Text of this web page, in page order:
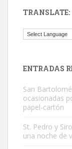
El ayuntamiento
TRANSLATE:
ENTRADAS
San
ocasionadas
papel-cartón
St. Pedro y
una noche de